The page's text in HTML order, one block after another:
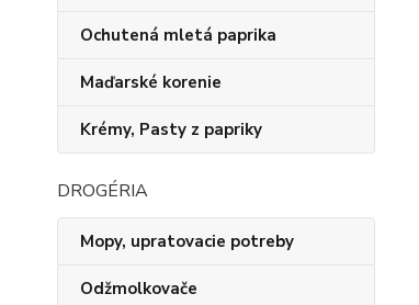
Ochutená mletá paprika
Maďarské korenie
Krémy, Pasty z papriky
DROGÉRIA
Mopy, upratovacie potreby
Odžmolkovače